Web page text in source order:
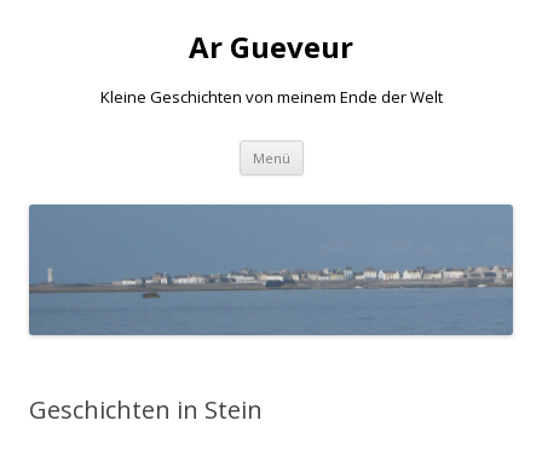
Ar Gueveur
Kleine Geschichten von meinem Ende der Welt
Menü Springe
Inhalt
Geschichten in Stein